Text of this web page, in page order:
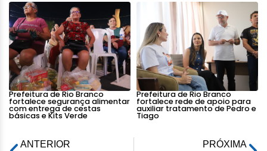
Prefeitura de Rio Branco
fortalece segurança alimentar
com entrega de cestas
básicas e Kits Verde
Prefeitura de Rio Branco
fortalece rede de apoio para
auxiliar tratamento de Pedro e
Tiago
ANTERIOR
PRÓXIMA